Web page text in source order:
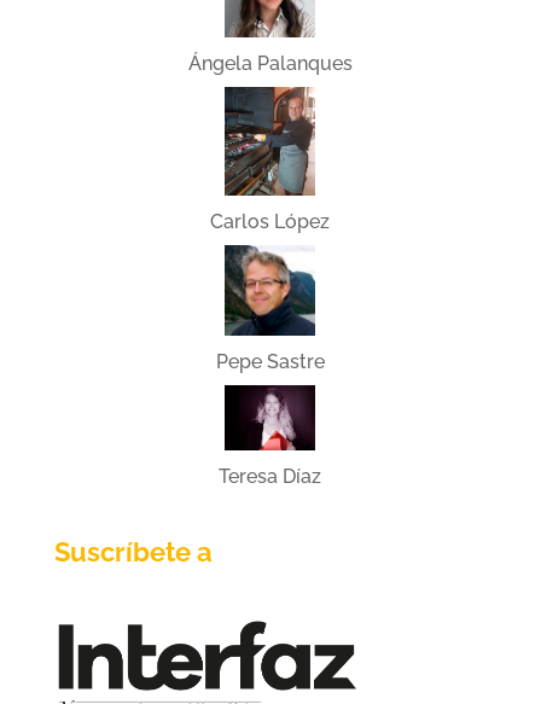
Ángela Palanques
Carlos López
Pepe Sastre
Teresa Díaz
Suscríbete a